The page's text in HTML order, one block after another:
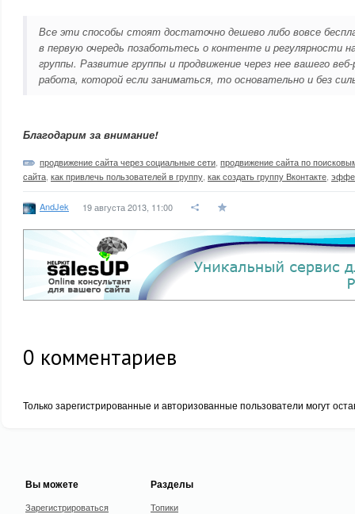
Все эти способы стоят достаточно дешево либо вовсе
в первую очередь позаботьтесь о контенте и регулярности
группы. Развитие группы и продвижение через нее вашего веб-
работа, которой если заниматься, то основательно и без
Благодарим за внимание!
продвижение сайта через социальные сети продвижение сайта по
сайта как привлечь пользователей в группу как создать группу Вконтакте
AndJek 19 августа 2013, 11:00
0 комментариев
Только зарегистрированные и авторизованные пользователи могут
Вы можете
Зарегистрироваться
Разделы
Топики